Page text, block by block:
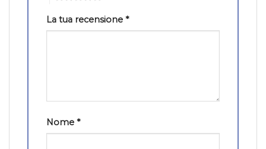
La tua recensione *
Nome *